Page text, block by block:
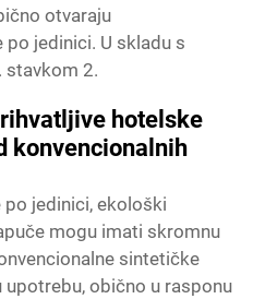
otvaraju
jedinici. U skladu s
stavkom 2.
hotelske
konvencionalnih
jedinici, ekološki
mogu imati skromnu
sintetičke
upotrebu, obično u rasponu